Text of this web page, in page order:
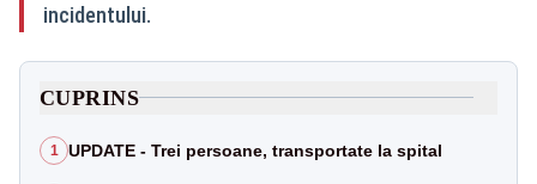
incidentului.
CUPRINS
1 UPDATE - Trei persoane, transportate la spital